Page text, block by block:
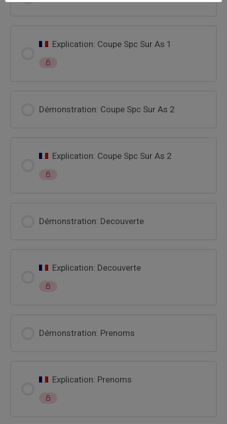
Explication: Coupe Spc Sur As 1
Démonstration: Coupe Spc Sur As 2
Explication: Coupe Spc Sur As 2
Démonstration: Decouverte
Explication: Decouverte
Démonstration: Prenoms
Explication: Prenoms